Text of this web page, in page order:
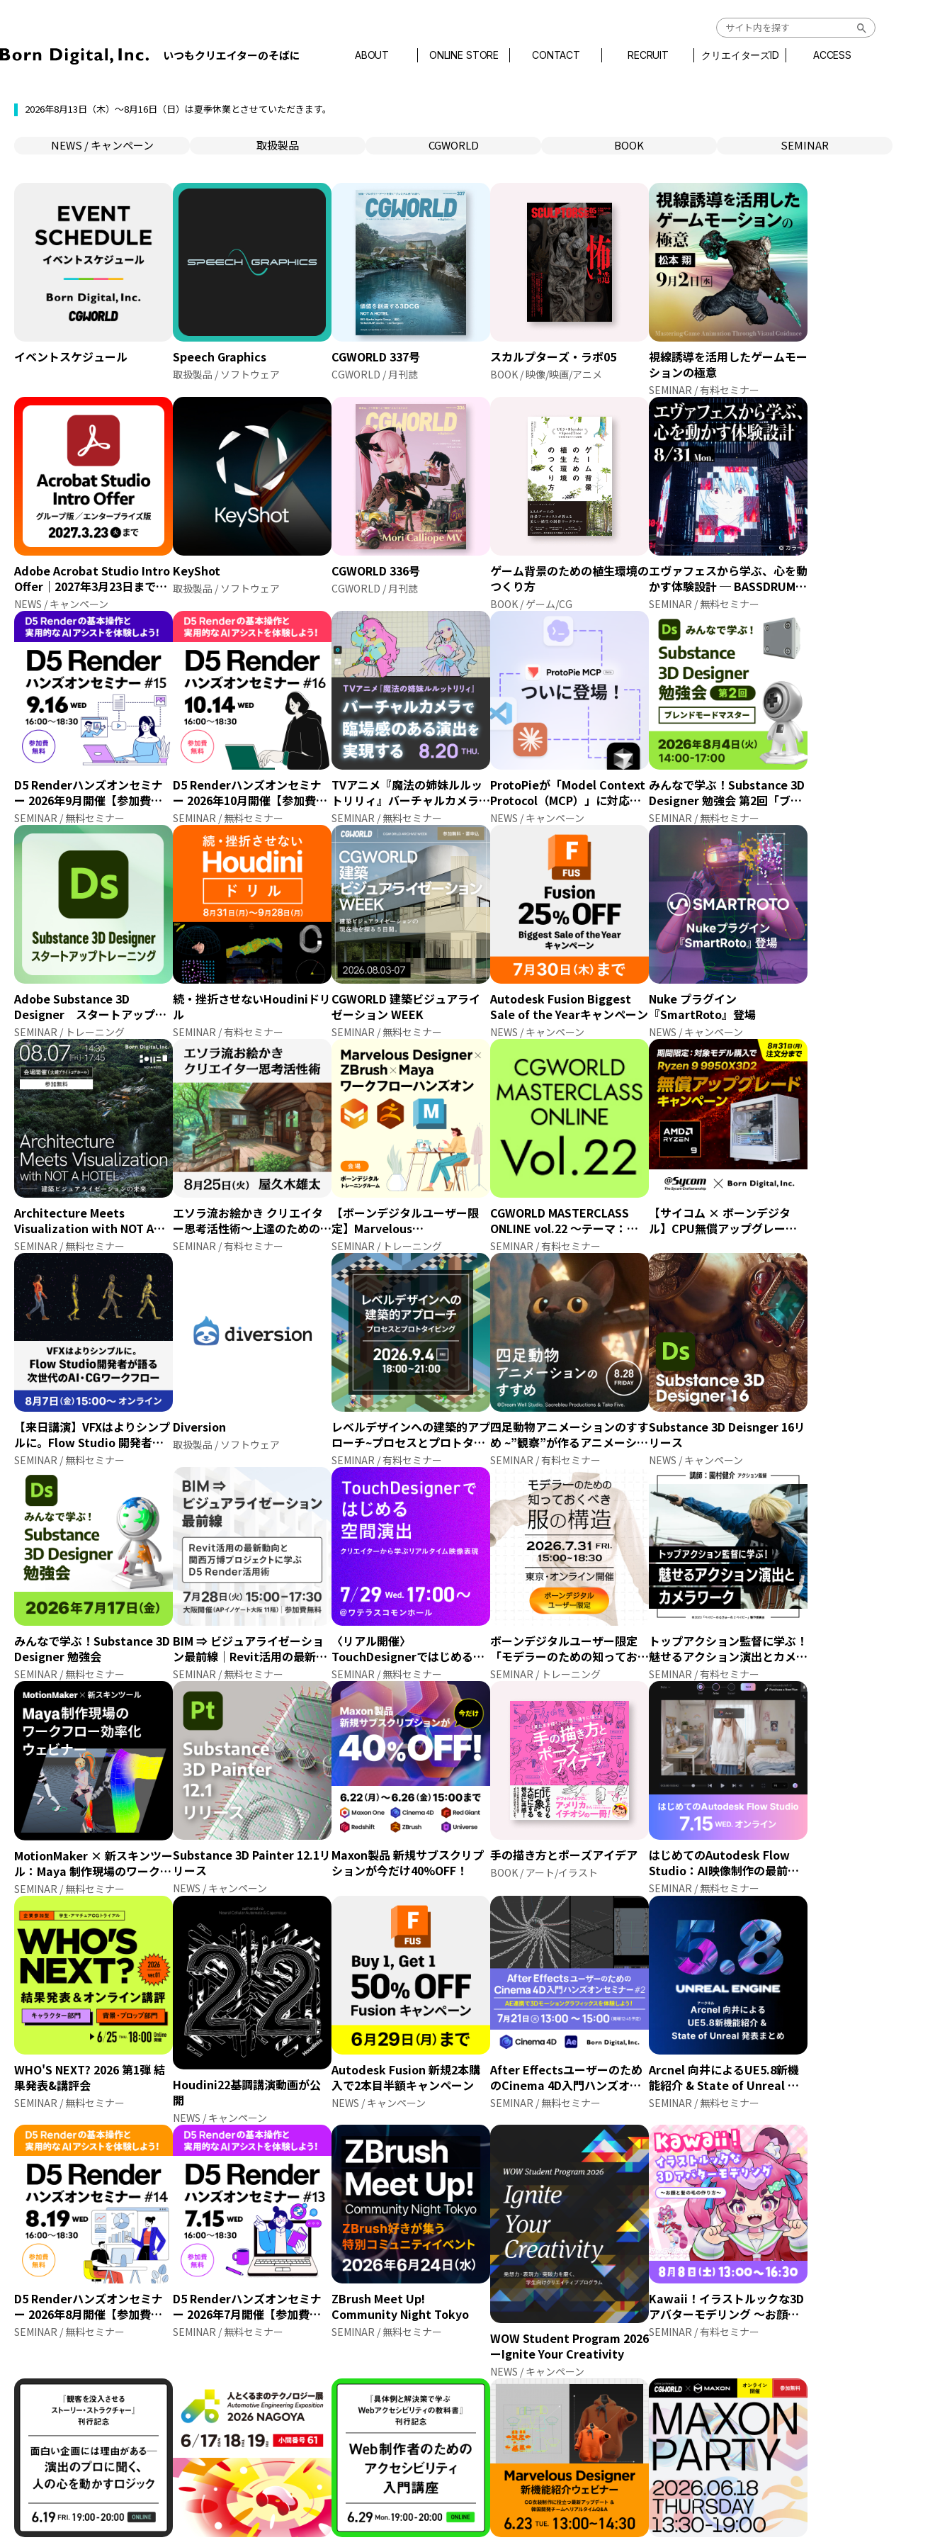
いつもクリエイターのそばに ABOUT ONLINE STORE CONTACT RECRUIT クリエイターズID ACCESS
2026年8月13日（木）〜8月16日（日）は夏季休業とさせていただきます。
NEWS / キャンペーン 取扱製品
フォント
CGWORLD
別冊
CGWORLD.jp
BOOK
ゲーム/CG
アート/イラスト
映像/映画/アニメ
プログラミング/ウェブ
ファッション/デザイン/他
SEMINAR
無料セミナー
トレーニング
チュートリアル
検定
スケジュール
イベントスケジュール Speech Graphics
取扱製品 / ソフトウェア
CGWORLD 337号
CGWORLD / 月刊誌
スカルプターズ・ラボ05
BOOK / 映像/映画/アニメ
視線誘導を活用したゲームモー
ションの極意
SEMINAR / 有料セミナー
Adobe Acrobat Studio Intro
Offer｜2027年3月23日まで延
長
NEWS / キャンペーン
KeyShot
取扱製品 / ソフトウェア
CGWORLD 336号
CGWORLD / 月刊誌
ゲーム背景のための植生環境の
つくり方
BOOK / ゲーム/CG
エヴァフェスから学ぶ、心を動
かす体験設計 ─ BASSDRUMに
聞く、企画×技術が生む熱狂体
験
SEMINAR / 無料セミナー
D5 Renderハンズオンセミナ
ー 2026年9月開催【参加費無
料】
SEMINAR / 無料セミナー
D5 Renderハンズオンセミナ
ー 2026年10月開催【参加費無
料】
SEMINAR / 無料セミナー
TVアニメ『魔法の姉妹ルルッ
トリリィ』バーチャルカメラで
臨場感のある演出を実現する
SEMINAR / 無料セミナー
ProtoPieが「Model Context
Protocol（MCP）」に対応！
AIエージェントとプロトタイプ
を直接接続するベータ版を提供
NEWS / キャンペーン
みんなで学ぶ！Substance 3D
Designer 勉強会 第2回「ブレ
ンドモードマスター」
SEMINAR / 無料セミナー
Adobe Substance 3D
Designer スタートアップト
レーニング
SEMINAR / トレーニング
続・挫折させないHoudiniドリ
ル
SEMINAR / 有料セミナー
CGWORLD 建築ビジュアライ
ゼーション WEEK
SEMINAR / 無料セミナー
Autodesk Fusion Biggest
Sale of the Yearキャンペーン
NEWS / キャンペーン
Nuke プラグイン
『SmartRoto』登場
NEWS / キャンペーン
Architecture Meets
Visualization with NOT A
HOTEL ― 建築ビジュアライゼ
ーションの未来 ―
SEMINAR / 無料セミナー
エソラ流お絵かき クリエイタ
ー思考活性術～上達のための選
択という力～
SEMINAR / 有料セミナー
【ボーンデジタルユーザー限
定】Marvelous
Designer×ZBrush×Maya ワ
ークフローハンズオン
SEMINAR / トレーニング
CGWORLD MASTERCLASS
ONLINE vol.22 ～テーマ：ア
ニメーション～
SEMINAR / 有料セミナー
【サイコム × ボーンデジタ
ル】CPU無償アップグレード
でRyzen 9 9950X3D2に無償ア
ップグレード
【来日講演】VFXはよりシンプ
ルに。Flow Studio 開発者が
語る次世代のAI・CGワークフ
ロー
SEMINAR / 無料セミナー
Diversion
取扱製品 / ソフトウェア
レベルデザインへの建築的アプ
ローチ~プロセスとプロトタイ
ピング~
SEMINAR / 有料セミナー
四足動物アニメーションのすす
め ~”観察”が作るアニメーショ
ン~
SEMINAR / 有料セミナー
Substance 3D Deisnger 16リ
リース
NEWS / キャンペーン
みんなで学ぶ！Substance 3D
Designer 勉強会
SEMINAR / 無料セミナー
BIM ⇒ ビジュアライゼーショ
ン最前線｜Revit活用の最新動
向と関西万博プロジェクトに学
ぶD5 Render活用術
SEMINAR / 無料セミナー
〈リアル開催〉
TouchDesignerではじめる空
間演出 ─ クリエイターから学
ぶリアルタイム映像表現
SEMINAR / 無料セミナー
ボーンデジタルユーザー限定
「モデラーのための知っておく
べき服の構造」講座
SEMINAR / トレーニング
トップアクション監督に学ぶ！
魅せるアクション演出とカメラ
ワーク
SEMINAR / 有料セミナー
MotionMaker × 新スキンツー
ル：Maya 制作現場のワークフ
ロー効率化ウェビナー
SEMINAR / 無料セミナー
Substance 3D Painter 12.1リ
リース
NEWS / キャンペーン
Maxon製品 新規サブスクリプ
ションが今だけ40%OFF！
手の描き方とポーズアイデア
BOOK / アート/イラスト
はじめてのAutodesk Flow
Studio：AI映像制作の最前線
をnpaka氏と検証
SEMINAR / 無料セミナー
WHO'S NEXT? 2026 第1弾 結
果発表&講評会
SEMINAR / 無料セミナー
Houdini22基調講演動画が公
開
NEWS / キャンペーン
Autodesk Fusion 新規2本購
入で2本目半額キャンペーン
NEWS / キャンペーン
After Effectsユーザーのため
のCinema 4D入門ハンズオン
セミナー＃2
SEMINAR / 無料セミナー
Arcnel 向井によるUE5.8新機
能紹介 & State of Unreal 発
表まとめ
SEMINAR / 無料セミナー
D5 Renderハンズオンセミナ
ー 2026年8月開催【参加費無
料】
SEMINAR / 無料セミナー
D5 Renderハンズオンセミナ
ー 2026年7月開催【参加費無
料】
SEMINAR / 無料セミナー
ZBrush Meet Up!
Community Night Tokyo
SEMINAR / 無料セミナー
WOW Student Program 2026
ーIgnite Your Creativity
NEWS / キャンペーン
Kawaii！イラストルックな3D
アバターモデリング ～お顔と
髪の毛の作り方～
SEMINAR / 有料セミナー